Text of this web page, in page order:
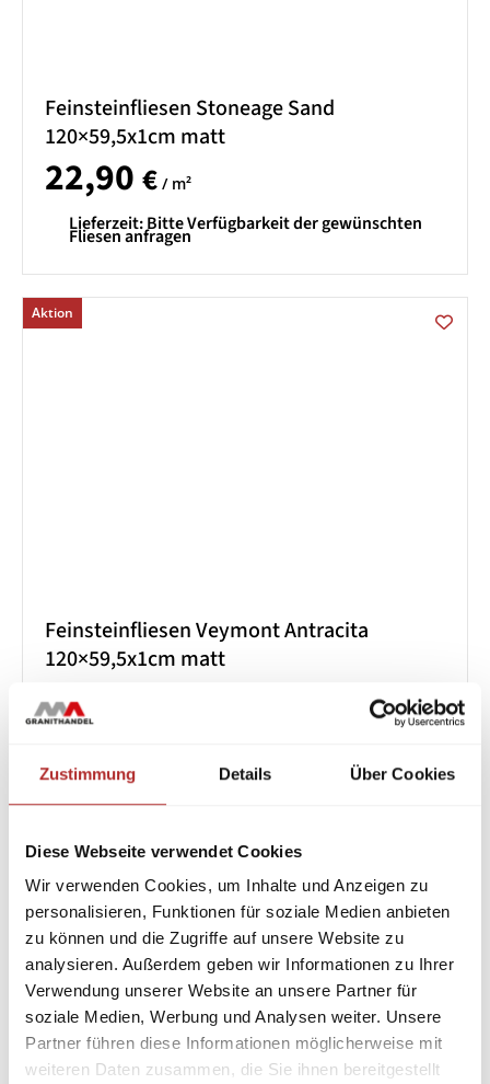
Zustimmung Details Über Cookies
Diese Webseite verwendet Cookies
Wir verwenden Cookies, um Inhalte und Anzeigen zu
personalisieren, Funktionen für soziale Medien anbieten
zu können und die Zugriffe auf unsere Website zu
analysieren. Außerdem geben wir Informationen zu Ihrer
Verwendung unserer Website an unsere Partner für
soziale Medien, Werbung und Analysen weiter. Unsere
Partner führen diese Informationen möglicherweise mit
weiteren Daten zusammen, die Sie ihnen bereitgestellt
Feinsteinfliesen Stoneage Sand
120×59,5x1cm matt
22,90 € / m²
Lieferzeit:Bitte Verfügbarkeit der gewünschten
Fliesen anfragen
Aktion
Feinsteinfliesen Veymont Antracita
120×59,5x1cm matt
22,90